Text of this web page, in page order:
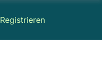
Registrieren